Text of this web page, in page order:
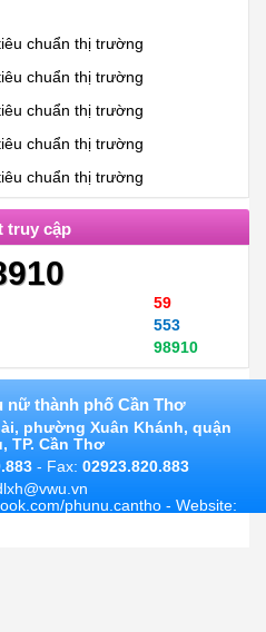
chuẩn thị trường
chuẩn thị trường
chuẩn thị trường
chuẩn thị trường
chuẩn thị trường
truy cập
59
553
98910
nữ thành phố Cần Thơ
phường Xuân Khánh, quận
TP. Cần Thơ
- Fax: 02923.820.883
phunu.cantho - Website: